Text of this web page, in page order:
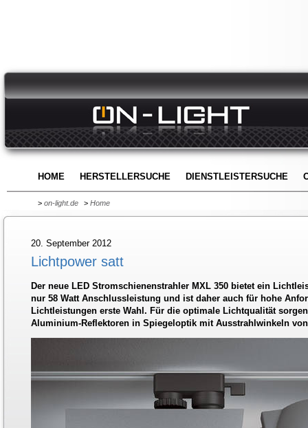
HOME HERSTELLERSUCHE DIENSTLEISTERSUCHE
> on-light.de > Home
20. September 2012
Lichtpower satt
Der neue LED Stromschienenstrahler MXL 350 bietet ein
nur 58 Watt Anschlussleistung und ist daher auch für hohe
Lichtleistungen erste Wahl. Für die optimale Lichtqualität
Aluminium-Reflektoren in Spiegeloptik mit Ausstrahlwinkeln von